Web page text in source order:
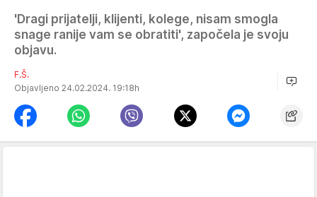
'Dragi prijatelji, klijenti, kolege, nisam smogla
snage ranije vam se obratiti', započela je svoju
objavu.
F.Š.
Objavljeno 24.02.2024. 19:18h